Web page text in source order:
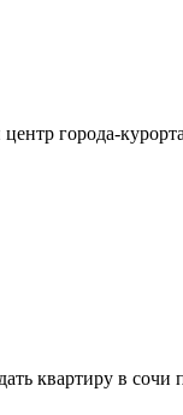
города-
квартиру в сочи